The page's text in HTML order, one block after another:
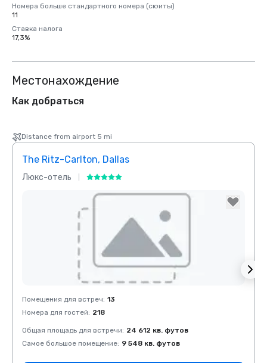
Номера больше стандартного номера (сюиты)
11
Ставка налога
17,3%
Местонахождение
Как добраться
Distance from airport 5 mi
The Ritz-Carlton, Dallas
Люкс-отель
Removed from favorites
Помещения для встреч: 13
Номера для гостей: 218
Общая площадь для встречи: 24 612 кв. футов
Самое большое помещение: 9 548 кв. футов